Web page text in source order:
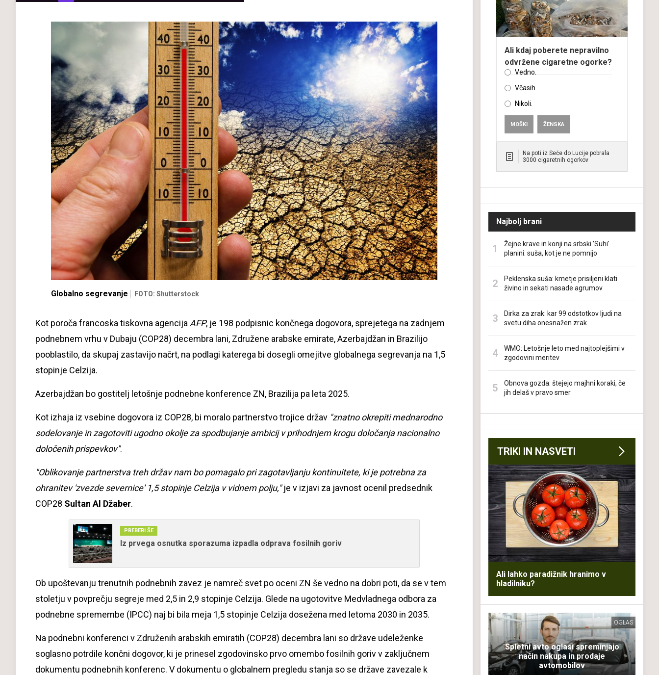
Globalno segrevanje FOTO: Shutterstock
Kot poroča francoska tiskovna agencija AFP, je 198 podpisnic končnega dogovora, sprejetega na zadnjem
podnebnem vrhu v Dubaju (COP28) decembra lani, Združene arabske emirate, Azerbajdžan in Brazilijo
pooblastilo, da skupaj zastavijo načrt, na podlagi katerega bi dosegli omejitve globalnega segrevanja na 1,5
stopinje Celzija.
Azerbajdžan bo gostitelj letošnje podnebne konference ZN, Brazilija pa leta 2025.
Kot izhaja iz vsebine dogovora iz COP28, bi moralo partnerstvo trojice držav "znatno okrepiti mednarodno
sodelovanje in zagotoviti ugodno okolje za spodbujanje ambicij v prihodnjem krogu določanja nacionalno
določenih prispevkov".
"Oblikovanje partnerstva treh držav nam bo pomagalo pri zagotavljanju kontinuitete, ki je potrebna za
ohranitev 'zvezde severnice' 1,5 stopinje Celzija v vidnem polju,"je v izjavi za javnost ocenil predsednik
COP28 Sultan Al Džaber.
PREBERI ŠE
Iz prvega osnutka sporazuma izpadla odprava fosilnih goriv
Ob upoštevanju trenutnih podnebnih zavez je namreč svet po oceni ZN še vedno na dobri poti, da se v tem
stoletju v povprečju segreje med 2,5 in 2,9 stopinje Celzija. Glede na ugotovitve Medvladnega odbora za
podnebne spremembe (IPCC) naj bi bila meja 1,5 stopinje Celzija dosežena med letoma 2030 in 2035.
Na podnebni konferenci v Združenih arabskih emiratih (COP28) decembra lani so države udeleženke
soglasno potrdile končni dogovor, ki je prinesel zgodovinsko prvo omembo fosilnih goriv v zaključnem
dokumentu podnebnih konferenc. V dokumentu o globalnem pregledu stanja so se države zavezale k
Ali kdaj poberete nepravilno
odvržene cigaretne ogorke?
Vedno.
Včasih.
Nikoli.
MOŠKI ŽENSKA
Na poti iz Seče do Lucije pobrala
3000 cigaretnih ogorkov
Najbolj brani
Žejne krave in konji na srbski 'Suhi'
planini: suša, kot je ne pomnijo
Peklenska suša: kmetje prisiljeni klati
živino in sekati nasade agrumov
Dirka za zrak: kar 99 odstotkov ljudi na
svetu diha onesnažen zrak
WMO: Letošnje leto med najtoplejšimi v
zgodovini meritev
Obnova gozda: štejejo majhni koraki, če
jih delaš v pravo smer
TRIKI IN NASVETI
Ali lahko paradižnik hranimo v
hladilniku?
OGLAS
Spletni avto oglasi spreminjajo
način nakupa in prodaje
avtomobilov